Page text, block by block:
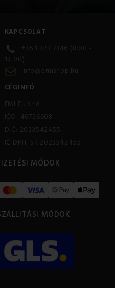
KAPCSOLAT
+36 1 323 7346 (8:00 -
12:00)
info@emishop.hu
CÉGINFÓ
EMI EU s.r.o.
IČO: 46726608
DIČ: 2023542455
IČ DPH: SK 2023542455
MÓDOK
MÓDOK